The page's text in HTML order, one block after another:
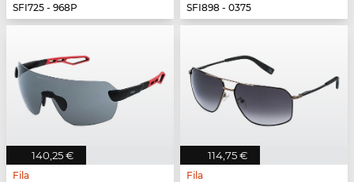
SFI725 - 968P
SFI898 - 0375
140,25 €
Fila
114,75 €
Fila